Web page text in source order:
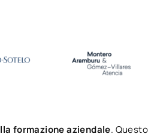
formazione aziendale. Questo